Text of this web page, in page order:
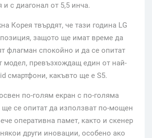
с диагонал от 5,5 инча.
Корея твърдят, че тази година LG
защото ще имат време да
флагман спокойно и да се опитат
модел, превъзхождащ един от най-
смартфони, какъвто ще е S5.
по-голям екран с по-голяма
ще се опитат да използват по-мощен
оперативна памет, както и скенер
други иновации, особено ако